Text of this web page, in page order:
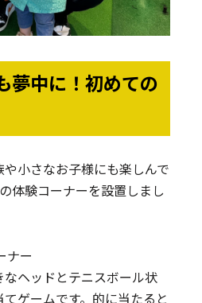
夢中に！初めての
小さなお子様にも楽しんで
体験コーナーを設置しまし
ナー
ヘッドとテニスボール状
ゲームです。的に当たると